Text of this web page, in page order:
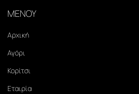
ΜΕΝΟΥ
Αρχική
Αγόρι
Κορίτσι
Εταιρία